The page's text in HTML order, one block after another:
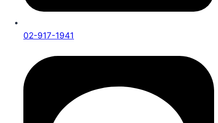
02-917-1941